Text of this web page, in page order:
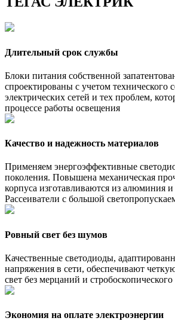
Длительный срок службы
Блоки питания собственной
спроектированы с учетом технического
электрических сетей и тех проблем,
процессе работы освещения
Качество и надежность материалов
Применяем энергоэффективные
поколения. Повышена механическая
корпуса изготавливаются из алюминия и
Рассеиватели с большой
Ровный свет без шумов
Качественные светодиоды,
напряжения в сети, обеспечивают
свет без мерцаний и
Экономия на оплате электроэнергии